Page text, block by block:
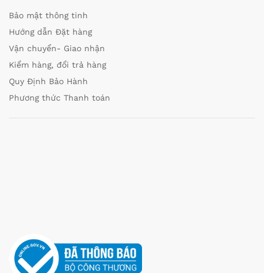
Bảo mật thông tinh
Hướng dẫn Đặt hàng
Vận chuyển- Giao nhận
Kiểm hàng, đổi trả hàng
Quy Định Bảo Hành
Phương thức Thanh toán